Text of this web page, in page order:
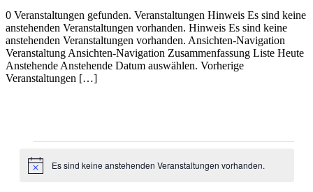
0 Veranstaltungen gefunden. Veranstaltungen Hinweis Es sind keine
anstehenden Veranstaltungen vorhanden. Hinweis Es sind keine
anstehenden Veranstaltungen vorhanden. Ansichten-Navigation
Veranstaltung Ansichten-Navigation Zusammenfassung Liste Heute
Anstehende Anstehende Datum auswählen. Vorherige
Veranstaltungen […]
HinweisEs sind keine anstehenden Veranstaltungen vorhanden.